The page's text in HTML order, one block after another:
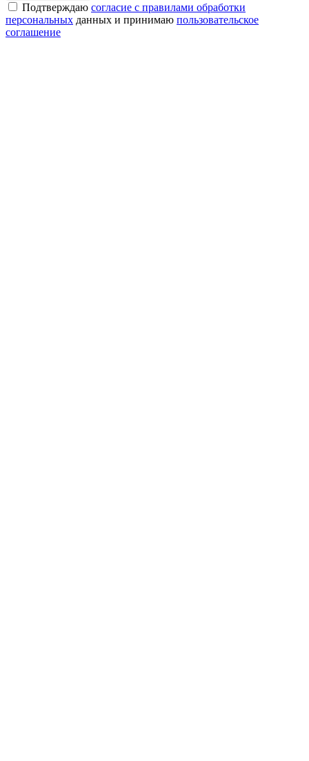
Подтверждаю согласие с правилами обработки
персональных данных и принимаю пользовательское
соглашение